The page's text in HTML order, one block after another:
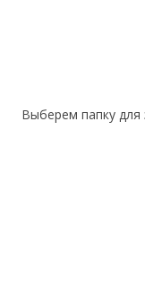
Выберем папку для